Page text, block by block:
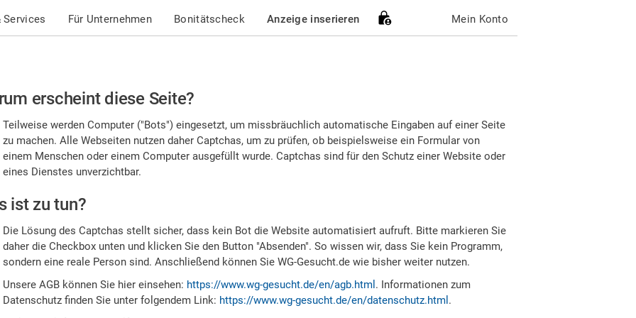
Services Für Unternehmen Bonitätscheck Anzeige inserieren Mein Konto
erscheint diese Seite?
Teilweise werden Computer ("Bots") eingesetzt, um missbräuchlich automatische Eingaben auf einer Seite
zu machen. Alle Webseiten nutzen daher Captchas, um zu prüfen, ob beispielsweise ein Formular von
einem Menschen oder einem Computer ausgefüllt wurde. Captchas sind für den Schutz einer Website oder
eines Dienstes unverzichtbar.
ist zu tun?
Die Lösung des Captchas stellt sicher, dass kein Bot die Website automatisiert aufruft. Bitte markieren Sie
daher die Checkbox unten und klicken Sie den Button "Absenden". So wissen wir, dass Sie kein Programm,
sondern eine reale Person sind. Anschließend können Sie WG-Gesucht.de wie bisher weiter nutzen.
Unsere AGB können Sie hier einsehen: https://www.wg-gesucht.de/en/agb.html . Informationen zum
Datenschutz finden Sie unter folgendem Link: https://www.wg-gesucht.de/en/datenschutz.html .